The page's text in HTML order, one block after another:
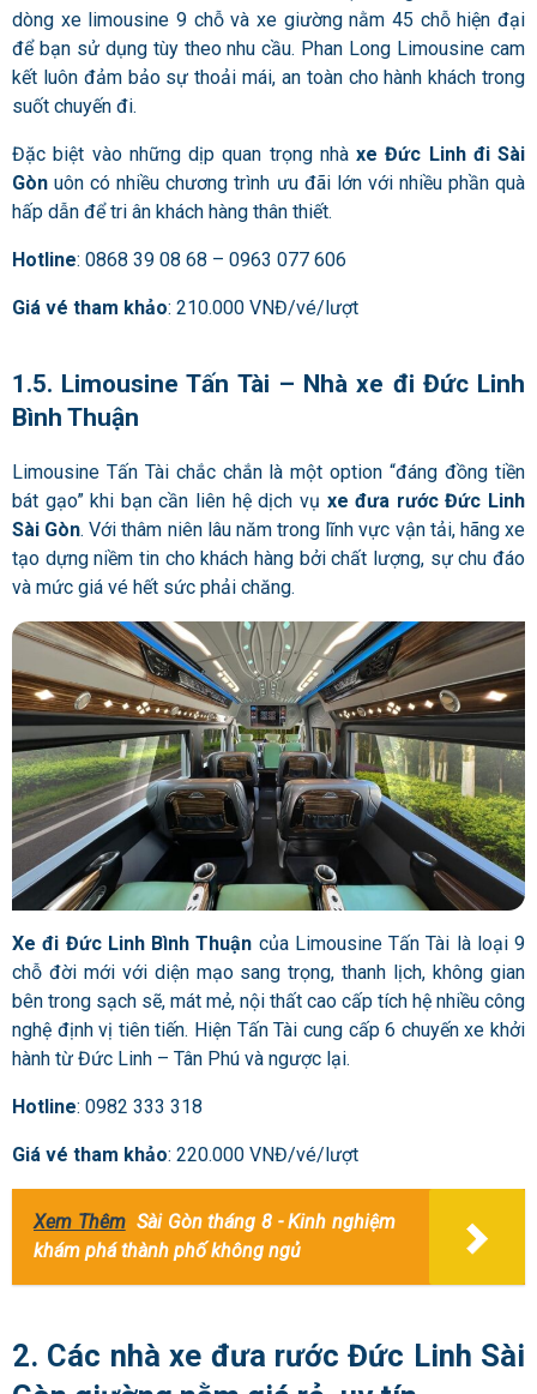
dòng xe limousine 9 chỗ và xe giường nằm 45 chỗ hiện đại
để bạn sử dụng tùy theo nhu cầu. Phan Long Limousine cam
kết luôn đảm bảo sự thoải mái, an toàn cho hành khách trong
suốt chuyến đi.
Đặc biệt vào những dịp quan trọng nhà xe Đức Linh đi Sài
Gònuôn có nhiều chương trình ưu đãi lớn với nhiều phần quà
hấp dẫn để tri ân khách hàng thân thiết.
Hotline: 0868 39 08 68 – 0963 077 606
Giá vé tham khảo: 210.000 VNĐ/vé/lượt
1.5. Limousine Tấn Tài – Nhà xe đi Đức Linh
Bình Thuận
Limousine Tấn Tài chắc chắn là một option “đáng đồng tiền
bát gạo” khi bạn cần liên hệ dịch vụ xe đưa rước Đức Linh
Sài Gòn. Với thâm niên lâu năm trong lĩnh vực vận tải, hãng xe
tạo dựng niềm tin cho khách hàng bởi chất lượng, sự chu đáo
và mức giá vé hết sức phải chăng.
Xe đi Đức Linh Bình Thuận của Limousine Tấn Tài là loại 9
chỗ đời mới với diện mạo sang trọng, thanh lịch, không gian
bên trong sạch sẽ, mát mẻ, nội thất cao cấp tích hệ nhiều công
nghệ định vị tiên tiến. Hiện Tấn Tài cung cấp 6 chuyến xe khởi
hành từ Đức Linh – Tân Phú và ngược lại.
Hotline: 0982 333 318
Giá vé tham khảo: 220.000 VNĐ/vé/lượt
Xem Thêm Sài Gòn tháng 8 - Kinh nghiệm
khám phá thành phố không ngủ
2. Các nhàxe đưa rước Đức Linh Sài